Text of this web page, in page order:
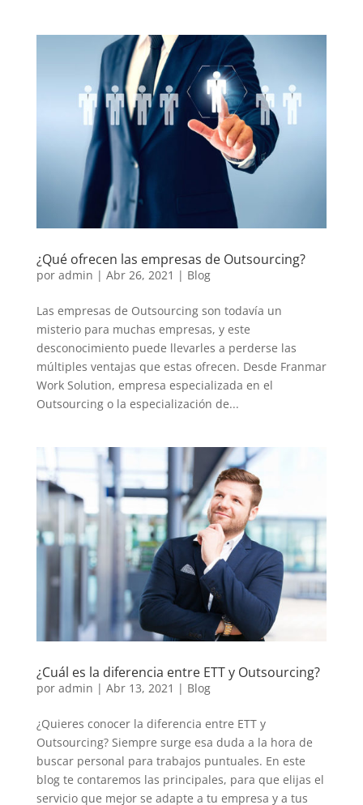
¿Qué ofrecen las empresas de Outsourcing?
por admin | Abr 26, 2021 | Blog
Las empresas de Outsourcing son todavía un
misterio para muchas empresas, y este
desconocimiento puede llevarles a perderse las
múltiples ventajas que estas ofrecen. Desde Franmar
Work Solution, empresa especializada en el
Outsourcing o la especialización de...
¿Cuál es la diferencia entre ETT y Outsourcing?
por admin | Abr 13, 2021 | Blog
¿Quieres conocer la diferencia entre ETT y
Outsourcing? Siempre surge esa duda a la hora de
buscar personal para trabajos puntuales. En este
blog te contaremos las principales, para que elijas el
servicio que mejor se adapte a tu empresa y a tus